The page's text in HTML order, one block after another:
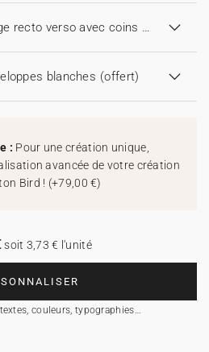
Paysage recto verso avec coins arrondis (16,7 x 11,5 cm)
blanches (offert)
: Pour une création unique,
avancée de votre création
Bird ! (+79,00 €)
couleurs, typographies…
soit 3,73 € l'unité